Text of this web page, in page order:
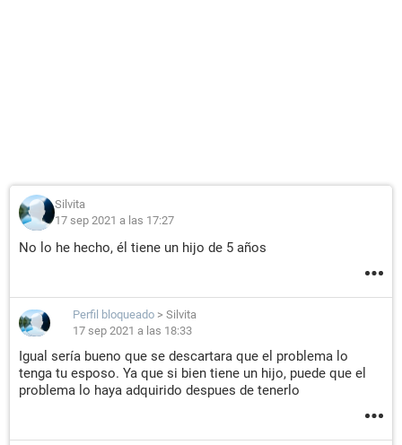
Silvita
17 sep 2021 a las 17:27
No lo he hecho, él tiene un hijo de 5 años
Perfil bloqueado > Silvita
17 sep 2021 a las 18:33
Igual sería bueno que se descartara que el problema lo
tenga tu esposo. Ya que si bien tiene un hijo, puede que el
problema lo haya adquirido despues de tenerlo